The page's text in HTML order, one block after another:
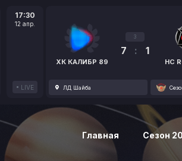
17:30
12 апр.
LIVE
ХК КАЛИБР 89
3
7 : 1
HC
ЛД Шайба
Главная Сезон